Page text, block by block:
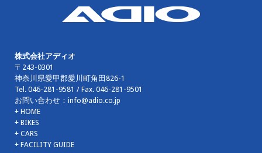
株式会社アディオ
〒243-0301
神奈川県愛甲郡愛川町角田826-1
Tel.046-281-9581 / Fax.046-281-9501
お問い合わせ：info@adio.co.jp
+ HOME
+ BIKES
+ CARS
+ FACILITY GUIDE